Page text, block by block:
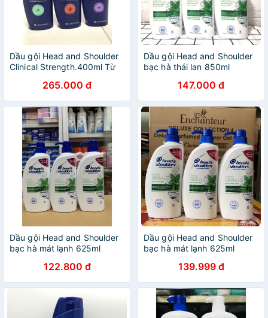
Dầu gội Head and Shoulder
Clinical Strength.400ml Từ
265.000 đ
Dầu gội Head and Shoulder
bạc hà thái lan 850ml
147.000 đ
Dầu gội Head and Shoulder
bạc hà mát lạnh 625ml
122.800 đ
Dầu gội Head and Shoulder
bạc hà mát lạnh 625ml
139.999 đ